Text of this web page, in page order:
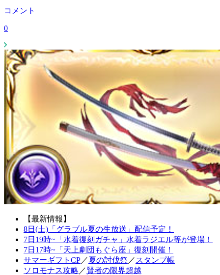
コメント
0
【最新情報】
8日(土)「グラブル夏の生放送」配信予定！
7日19時~「水着復刻ガチャ」水着ラジエル等が登場！
7日17時~「天上劇団もぐら座」復刻開催！
サマーギフトCP／夏の討伐祭 ／ スタンプ帳
ソロモナス攻略 ／賢者の限界超越